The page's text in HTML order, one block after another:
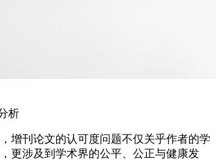
析
增刊论文的认可度问题不仅关乎作者的学
更涉及到学术界的公平、公正与健康发